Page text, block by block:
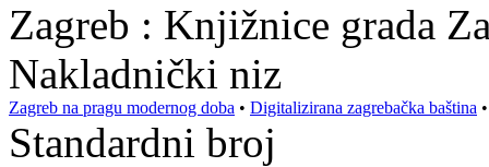
Zagreb : Knjižnice grada
Nakladnički niz
Zagreb na pragu modernog doba • Digitalizirana zagrebačka baština
Standardni broj